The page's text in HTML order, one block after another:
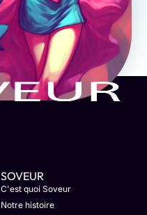
SOVEUR
C'est quoi Soveur
Notre histoire